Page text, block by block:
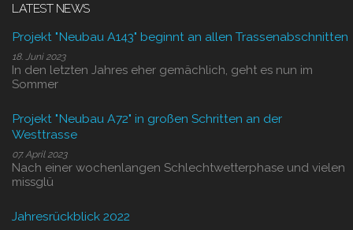
LATEST NEWS
Projekt "Neubau A143" beginnt an allen Trassenabschnitten
18. Juni 2023
In den letzten Jahres eher gemächlich, geht es nun im
Sommer
Projekt "Neubau A72" in großen Schritten an der
Westtrasse
07. April 2023
Nach einer wochenlangen Schlechtwetterphase und vielen
missglü
Jahresrückblick 2022